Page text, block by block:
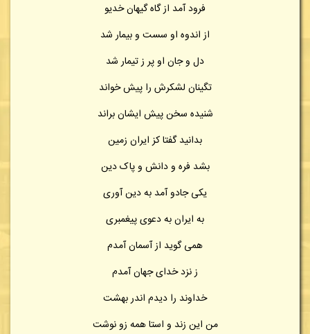
فرود آمد از گاه گیهان خدیو
از اندوه او سست و بیمار شد
دل و جان او پر ز تیمار شد
تگینان لشکرش را پیش خواند
شنیده سخن پیش ایشان براند
بدانید گفتا کز ایران زمین
بشد فره و دانش و پاک دین
یکی جادو آمد به دین آوری
به ایران به دعوی پیغمبری
همی گوید از آسمان آمدم
ز نزد خدای جهان آمدم
خداوند را دیدم اندر بهشت
من این زند و استا همه زو نوشت